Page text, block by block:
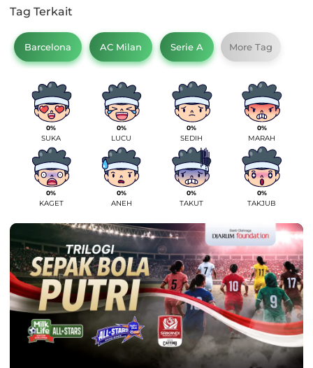
Tag Terkait
Barcelona AC Milan Serie A More Tag
0%
SUKA
0%
LUCU
0%
SEDIH
0%
MARAH
0%
KAGET
0%
ANEH
0%
TAKUT
0%
TAKJUB